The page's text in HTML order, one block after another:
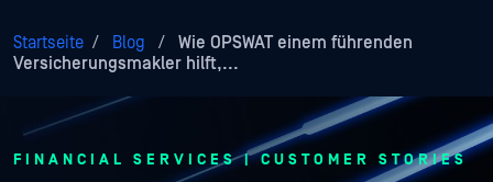
Startseite / Blog /
Wie OPSWAT einem führenden
Versicherungsmakler hilft,...
FINANCIAL SERVICES | CUSTOMER STORIES